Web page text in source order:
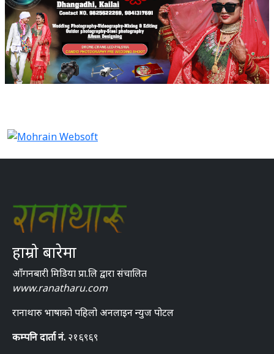
हाम्रो बारेमा
आँगनबारी मिडिया प्रा.लि द्वारा संचालित
www.ranatharu.com
रानाथारु भाषाको पहिलो अनलाइन न्युज पोटल
कम्पनि दार्ता नं. २१६९६९